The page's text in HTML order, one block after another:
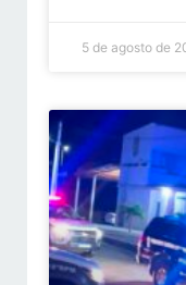
5 de agosto de